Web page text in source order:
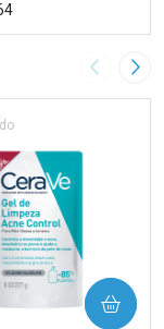
Imagem
COMPRAR